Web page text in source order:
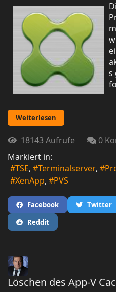
s
Weiterlesen
18143 Aufrufe
0
Markiert in:
TSE
Terminalserver
XenApp
PVS
Facebook Twitter
Reddit
Löschen des App-V